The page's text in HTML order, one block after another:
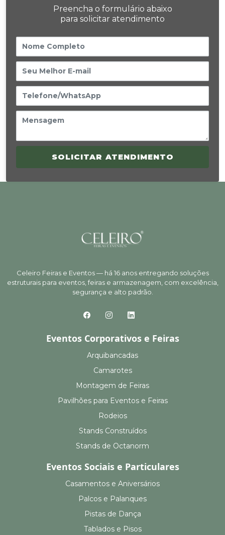
Preencha o formulário abaixo
para solicitar atendimento
SOLICITAR ATENDIMENTO
Celeiro Feiras e Eventos — há 16 anos entregando soluções
estruturais para eventos, feiras e armazenagem, com excelência,
segurança e alto padrão.
Eventos Corporativos e Feiras
Arquibancadas
Camarotes
Montagem de Feiras
Pavilhões para Eventos e Feiras
Rodeios
Stands Construídos
Stands de Octanorm
Eventos Sociais e Particulares
Casamentos e Aniversários
Palcos e Palanques
Pistas de Dança
Tablados e Pisos